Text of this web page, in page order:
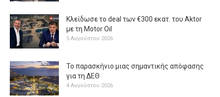
Κλείδωσε το deal των €300 εκατ. του Aktor
με τη Μotor Oil
5 Αυγούστου 2026
Το παρασκήνιο μιας σημαντικής απόφασης
για τη ΔΕΘ
4 Αυγούστου 2026